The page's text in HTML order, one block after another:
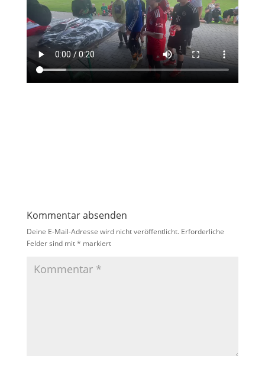
Kommentar absenden
Deine E-Mail-Adresse wird nicht veröffentlicht. Erforderliche
Felder sind mit* markiert